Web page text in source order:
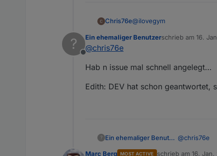
Chris76e@ilovegym
glaube nicht das es was
?
Offline
Ein ehemaliger Benutzerschrieb am 16.
zuletzt editiert
@chris76e
Hab n issue mal schnell angelegt…
Edith: DEV hat schon geantwortet,
? Ein ehemaliger Benutzer @chris76e
Marc Berg MOST ACTIVE schrieb am 16. Jan.